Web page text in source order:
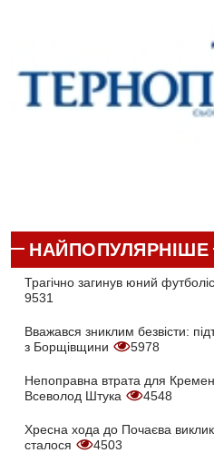
НАЙПОПУЛЯРНІШЕ
Трагічно загинув юний
9531
Вважався зниклим безвісти:
з Борщівщини
5978
Непоправна втрата для
Всеволод Штука
4548
Хресна хода до Почаєва
сталося
4503